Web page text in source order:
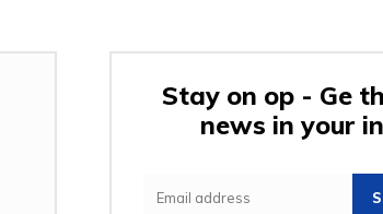
Stay on op - Ge
news in your